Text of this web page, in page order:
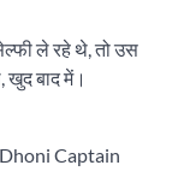
ले रहे थे, तो उस
खुद बाद में।
Dhoni Captain